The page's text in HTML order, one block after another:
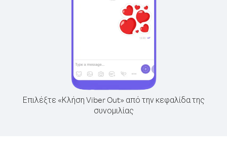
Επιλέξτε «Κλήση Viber Out» από την κεφαλίδα της
συνομιλίας